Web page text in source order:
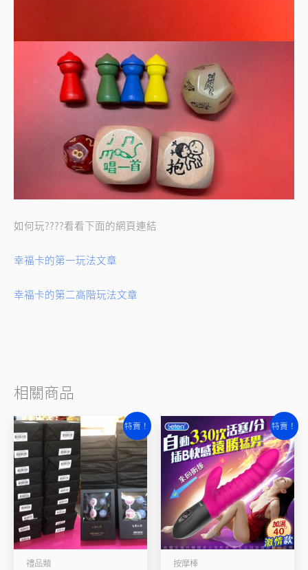
如何玩????看看下面的網頁連結
幸福卡的第一玩法文章
幸福卡的第二高階玩法文章
相關商品
特賣！
禮品類
原
始
價
格：
NT$2,880。
前
價
格：
NT$2,080。
特賣！
按摩棒
始
價
格：
NT$2,180。
目
前
價
格：
NT$1,980。